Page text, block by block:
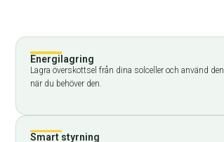
Energilagring
Lagra överskottsel från dina solceller och använd den
när du behöver den.
Smart styrning